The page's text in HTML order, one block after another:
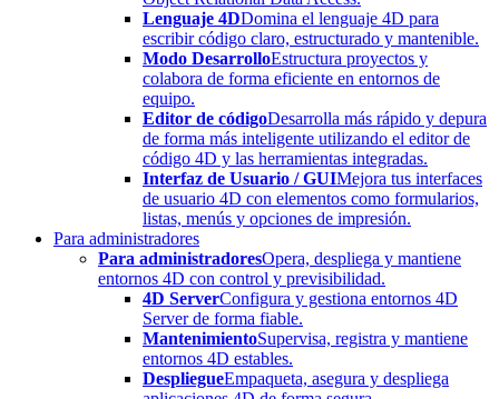
Lenguaje 4DDomina el lenguaje 4D para
escribir código claro, estructurado y mantenible.
Modo DesarrolloEstructura proyectos y
colabora de forma eficiente en entornos de
equipo.
Editor de códigoDesarrolla más rápido y depura
de forma más inteligente utilizando el editor de
código 4D y las herramientas integradas.
Interfaz de Usuario / GUIMejora tus interfaces
de usuario 4D con elementos como formularios,
listas, menús y opciones de impresión.
Para administradores
Para administradoresOpera, despliega y mantiene
entornos 4D con control y previsibilidad.
4D ServerConfigura y gestiona entornos 4D
Server de forma fiable.
MantenimientoSupervisa, registra y mantiene
entornos 4D estables.
DespliegueEmpaqueta, asegura y despliega